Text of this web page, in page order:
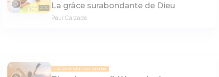
07:30 La grâce surabondante de Dieu
Paul Calzada
LA PENSÉE DU JOUR